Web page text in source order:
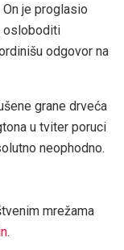
je proglasio
osloboditi
odgovor na
grane drveća
u tviter poruci
neophodno.
mrežama
.